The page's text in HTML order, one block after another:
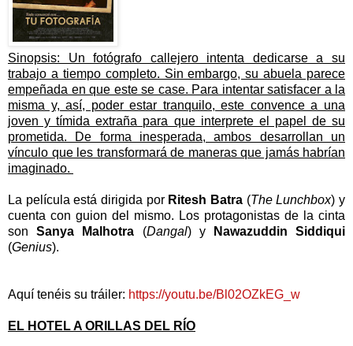
Sinopsis: Un fotógrafo callejero intenta dedicarse a su
trabajo a tiempo completo. Sin embargo, su abuela parece
empeñada en que este se case. Para intentar satisfacer a la
misma y, así, poder estar tranquilo, este convence a una
joven y tímida extraña para que interprete el papel de su
prometida. De forma inesperada, ambos desarrollan un
vínculo que les transformará de maneras que jamás habrían
imaginado.
La película está dirigida por Ritesh Batra (The Lunchbox) y
cuenta con guion del mismo. Los protagonistas de la cinta
sonSanya Malhotra (Dangal) y
Nawazuddin Siddiqui
(Genius).
Aquí tenéis su tráiler: https://youtu.be/Bl02OZkEG_w
EL HOTEL A ORILLAS DEL RÍO